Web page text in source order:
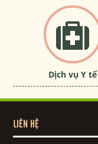
Dịch vụ Y tế
LIÊN HỆ